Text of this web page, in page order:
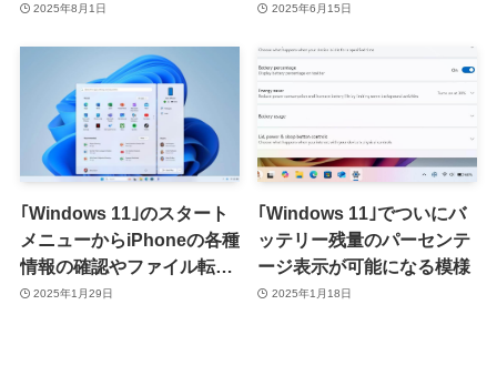
2025年8月1日 2025年6月15日
｢Windows 11｣のスタート
メニューからiPhoneの各種
情報の確認やファイル転送
が可能に ｰ まずは最新のプ
2025年1月29日
｢Windows 11｣でついにバ
ッテリー残量のパーセンテ
ージ表示が可能になる模様
2025年1月18日